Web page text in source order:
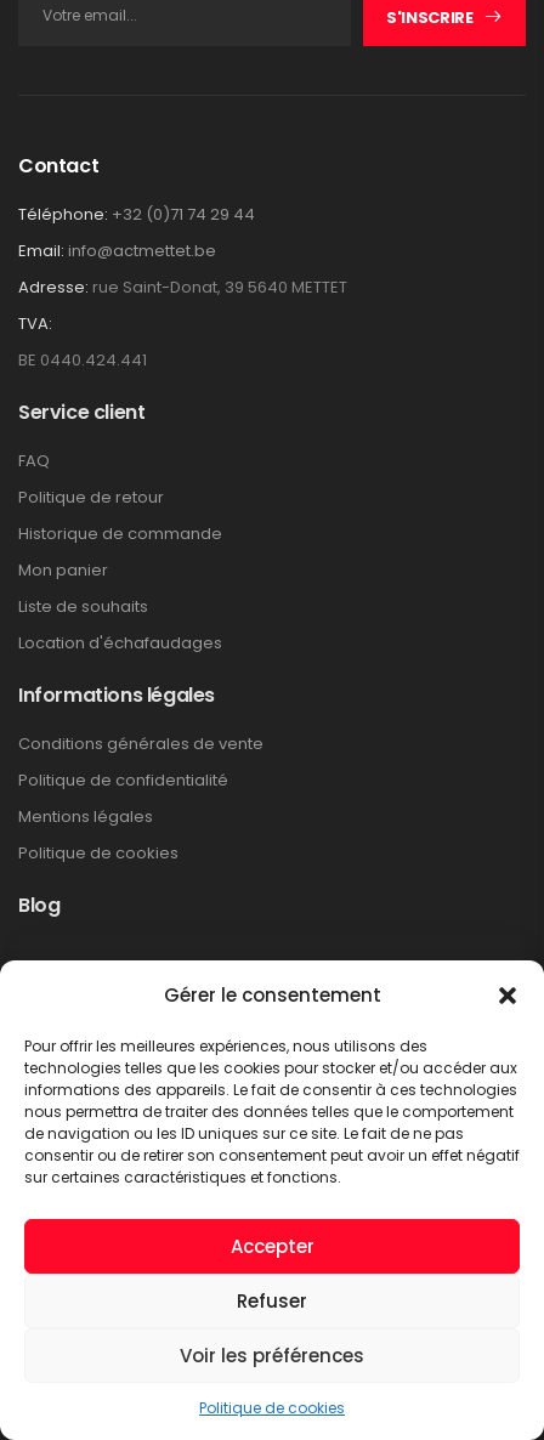
Gérer le consentement
Pour offrir les meilleures expériences, nous utilisons des
technologies telles que les cookies pour stocker et/ou accéder aux
informations des appareils. Le fait de consentir à ces technologies
nous permettra de traiter des données telles que le comportement
de navigation ou les ID uniques sur ce site. Le fait de ne pas
consentir ou de retirer son consentement peut avoir un effet négatif
sur certaines caractéristiques et fonctions.
Accepter
Refuser
Voir les préférences
Politique de cookies
S'INSCRIRE
Contact
Téléphone: +32 (0)71 74 29 44
Email: info@actmettet.be
Adresse: rue Saint-Donat, 39 5640 METTET
TVA:
BE 0440.424.441
Service client
FAQ
Politique de retour
Historique de commande
Mon panier
Liste de souhaits
Location d'échafaudages
Informations légales
Conditions générales de vente
Politique de confidentialité
Mentions légales
Politique de cookies
Blog
Non classé
LIRE PLUS